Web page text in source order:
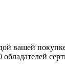
вашей